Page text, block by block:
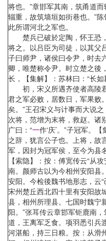
将也。”章邯军其南，筑甬道
辎重，故筑墙垣如街巷也。”
此所谓河北之军也。
楚兵已破於定陶，怀王恐
将之。以吕臣为司徒，以其父
子曰师尹，诸侯曰令尹，时去
卿，唯楚称令尹。时立楚之後
长，【集解】：苏林曰：“长如
初，宋义所遇齐使者高陵
君之军必败，居数日，军果败
矣。”王召宋义与计事而大说
次将，范增为末将，救赵。诸
广曰：“一作‘庆’。”子冠军。
之辞，犹言公子也。上将，故
军，因封为冠军侯，至今为县
【索隐】：按：傅宽传云“从
南。颜师古以为今相州安阳县
安阳。今检後魏书地形志，云
宋州楚丘西北四十里有安阳故
县，相州所理县。七国时魏宁
阳。”张耳传云章邯军钜鹿南
道，王离军乏食。项羽悉引兵
河湛船，持三日粮。按：从滑